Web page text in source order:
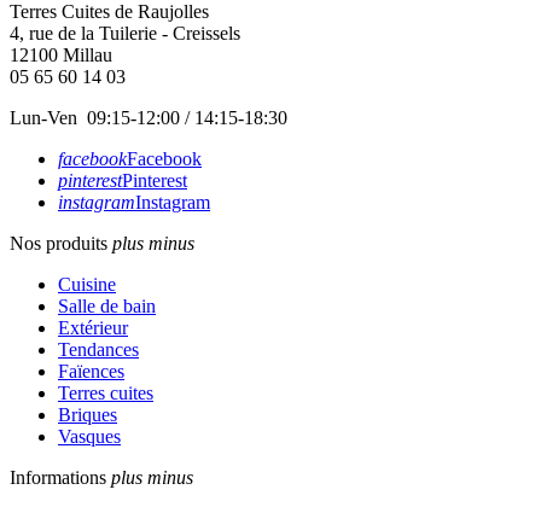
Terres Cuites de Raujolles
4, rue de la Tuilerie - Creissels
12100 Millau
05 65 60 14 03
Lun-Ven 09:15-12:00 / 14:15-18:30
facebookFacebook
pinterestPinterest
instagramInstagram
Nos produits plus minus
Cuisine
Salle de bain
Extérieur
Tendances
Faïences
Terres cuites
Briques
Vasques
Informations plus minus